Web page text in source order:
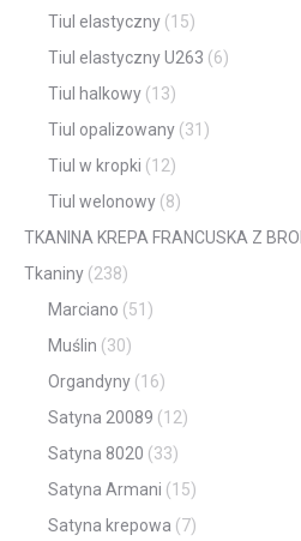
Tiul elastyczny (15)
Tiul elastyczny U263 (6)
Tiul halkowy (13)
Tiul opalizowany (31)
Tiul w kropki (12)
Tiul welonowy (8)
TKANINA KREPA FRANCUSKA Z
Tkaniny (238)
Marciano (51)
Muślin (30)
Organdyny (16)
Satyna 20089 (12)
Satyna 8020 (33)
Satyna Armani (15)
Satyna krepowa (7)